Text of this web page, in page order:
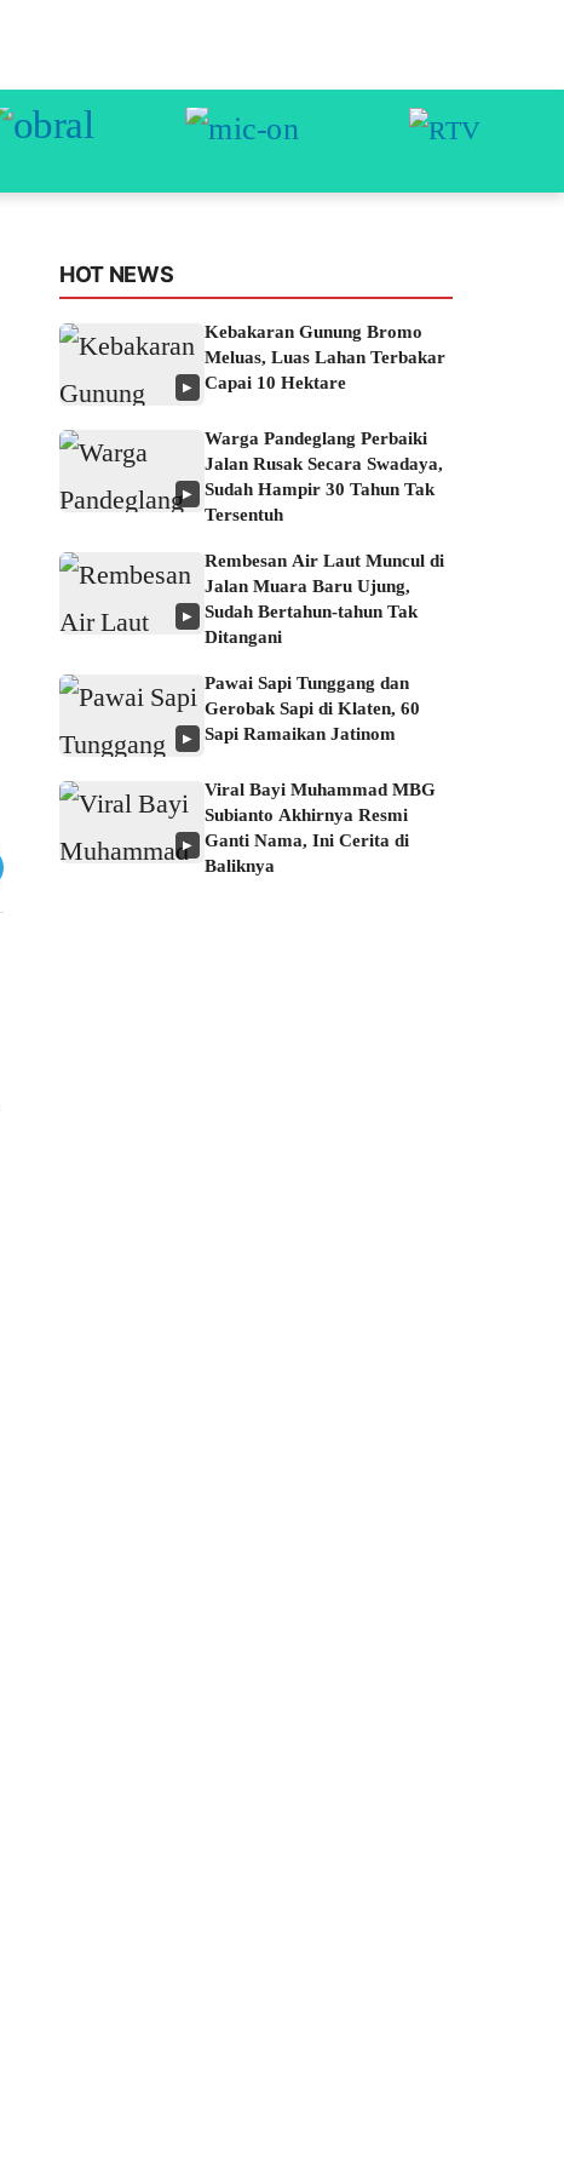
HOT NEWS
▶
Kebakaran Gunung Bromo
Meluas, Luas Lahan Terbakar
Capai 10 Hektare
▶
Warga Pandeglang Perbaiki
Jalan Rusak Secara Swadaya,
Sudah Hampir 30 Tahun Tak
Tersentuh
▶
Rembesan Air Laut Muncul di
Jalan Muara Baru Ujung,
Sudah Bertahun-tahun Tak
Ditangani
▶
Pawai Sapi Tunggang dan
Gerobak Sapi di Klaten, 60
Sapi Ramaikan Jatinom
▶
Viral Bayi Muhammad MBG
Subianto Akhirnya Resmi
Ganti Nama, Ini Cerita di
Baliknya